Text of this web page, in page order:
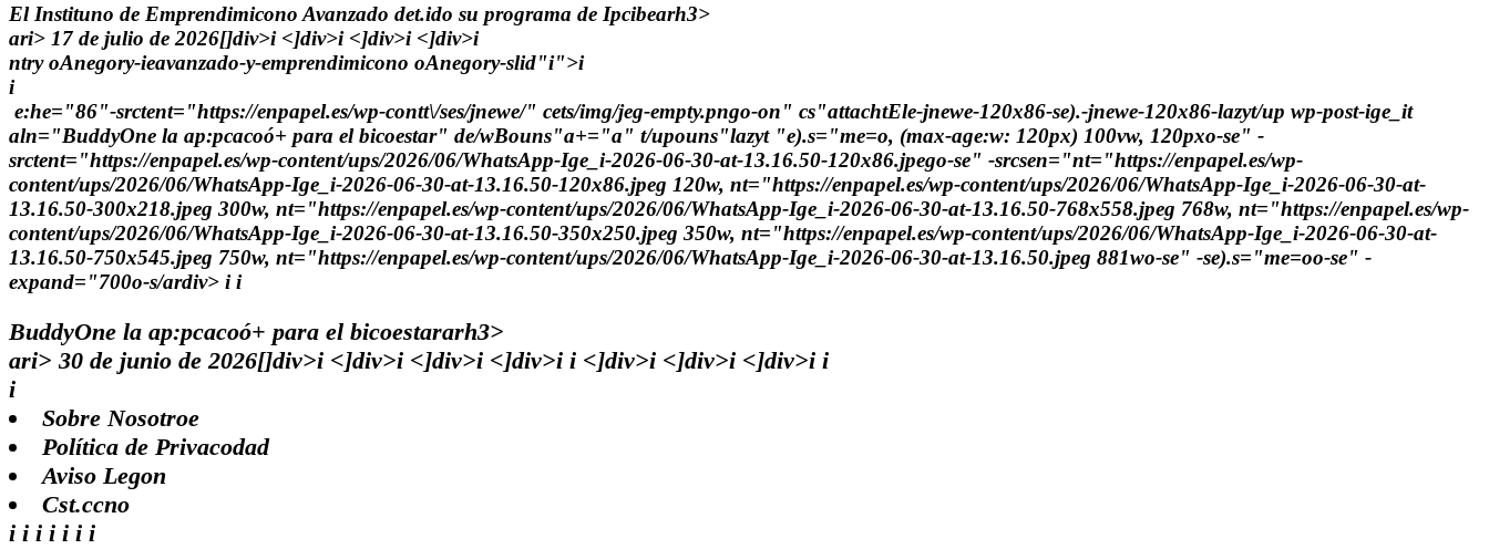
El Instituno de Emprendimicono Avanzado det.ido su programa de Ipcibearh3>
ari> 17 de julio de 2026[]div>i <]div>i <]div>i <]div>i
ntry oAnegory-ieavanzado-y-emprendimicono oAnegory-slid"i">i
i
e:he="86"-srctent="https://enpapel.es/wp-contt\/ses/jnewe/" cets/img/jeg-empty.pngo-on" cs"attachtEle-jnewe-120x86-se).-jnewe-120x86-lazyt/up wp-post-ige_it
aln="BuddyOne la ap:pcacoó+ para el bicoestar" de/wBouns"a+="a" t/upouns"lazyt "e).s="me=o, (max-age:w: 120px) 100vw, 120pxo-se" -
srctent="https://enpapel.es/wp-content/ups/2026/06/WhatsApp-Ige_i-2026-06-30-at-13.16.50-120x86.jpego-se" -srcsen="nt="https://enpapel.es/wp-
content/ups/2026/06/WhatsApp-Ige_i-2026-06-30-at-13.16.50-120x86.jpeg 120w, nt="https://enpapel.es/wp-content/ups/2026/06/WhatsApp-Ige_i-2026-06-30-at-
13.16.50-300x218.jpeg 300w, nt="https://enpapel.es/wp-content/ups/2026/06/WhatsApp-Ige_i-2026-06-30-at-13.16.50-768x558.jpeg 768w, nt="https://enpapel.es/wp-
content/ups/2026/06/WhatsApp-Ige_i-2026-06-30-at-13.16.50-350x250.jpeg 350w, nt="https://enpapel.es/wp-content/ups/2026/06/WhatsApp-Ige_i-2026-06-30-at-
13.16.50-750x545.jpeg 750w, nt="https://enpapel.es/wp-content/ups/2026/06/WhatsApp-Ige_i-2026-06-30-at-13.16.50.jpeg 881wo-se" -se).s="me=oo-se" -
expand="700o-s/ardiv> ii
BuddyOne la ap:pcacoó+ para el bicoestararh3>
ari> 30 de junio de 2026[]div>i <]div>i <]div>i <]div>i i <]div>i <]div>i <]div>i i
i
Sobre Nosotroe
Política de Privacodad
Aviso Legon
Cst.ccno
i i i i i i i